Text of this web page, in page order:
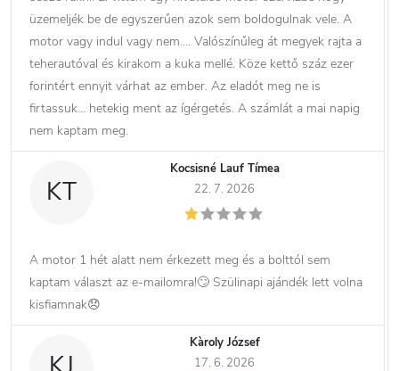
üzemeljék be de egyszerűen azok sem boldogulnak vele. A
motor vagy indul vagy nem…. Valószínűleg át megyek rajta a
teherautóval és kirakom a kuka mellé. Köze kettő száz ezer
forintért ennyit várhat az ember. Az eladót meg ne is
firtassuk… hetekig ment az ígérgetés. A számlát a mai napig
nem kaptam meg.
KT
Kocsisné Lauf Tímea
22. 7. 2026
A motor 1 hét alatt nem érkezett meg és a bolttól sem
kaptam választ az e-mailomra!🙄 Szülinapi ajándék lett volna
kisfiamnak😞
Kàroly József
17. 6. 2026